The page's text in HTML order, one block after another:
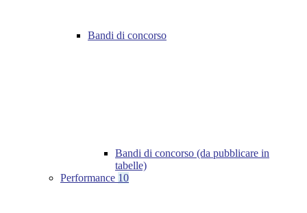
Bandi di concorso
Bandi di concorso (da pubblicare in
tabelle)
Performance 10